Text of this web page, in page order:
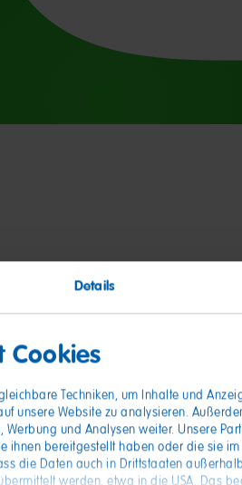
Details
Cookies
Techniken, um Inhalte und
unsere Website zu analysieren.
und Analysen weiter. Unsere
ihnen bereitgestellt haben oder die sie
die Daten auch in Drittstaaten
werden, etwa in die USA. Das